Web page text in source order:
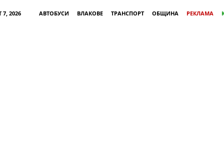
7, 2026 АВТОБУСИ ВЛАКОВЕ ТРАНСПОРТ ОБЩИНА РЕКЛАМА